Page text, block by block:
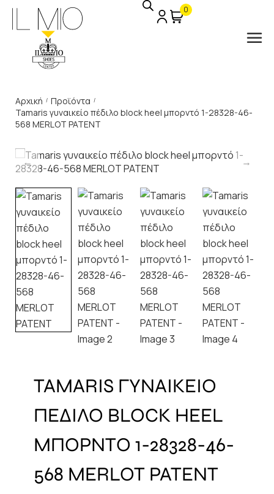
0
Αρχική / Προϊόντα /
Tamaris γυναικείο πέδιλο block heel μπορντό 1-28328-46-
568 MERLOT PATENT
TAMARIS ΓΥΝΑΙΚΕΙΟ
ΠΕΔΙΛΟ BLOCK HEEL
ΜΠΟΡΝΤΟ 1-28328-46-
568 MERLOT PATENT